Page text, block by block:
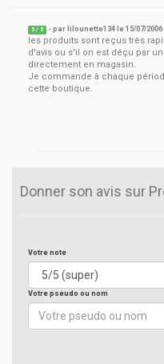
5 / 5 - par lilounette134 le15/07/2006
les produits sont reçus très
d'avis ou s'il on est déçu par
directement en magasin.
Je commande à chaque
cette boutique.
Donner son avis sur
Votre note
Votre pseudo ou nom